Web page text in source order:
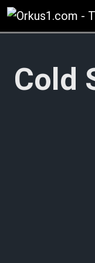
Zum
Inhalt
springen
Cold